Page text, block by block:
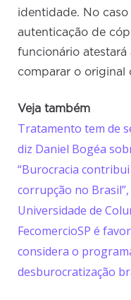
identidade. No
autenticação de
funcionário
comparar o original
Veja também
Tratamento tem de
diz Daniel Bogéa
“Burocracia
corrupção no
Universidade de
FecomercioSP é
considera o
desburocratização